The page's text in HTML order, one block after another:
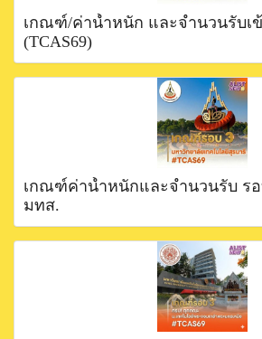
เกณฑ์/ค่าน้ำหนัก และจำนวนรับเ
(TCAS69)
เกณฑ์ค่าน้ำหนักและจำนวนรับ รอ
มทส.